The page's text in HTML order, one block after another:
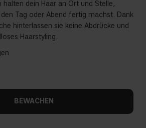
halten dein Haar an Ort und Stelle,
Tag oder Abend fertig machst. Dank
hinterlassen sie keine Abdrücke und
Haarstyling.
BEWACHEN